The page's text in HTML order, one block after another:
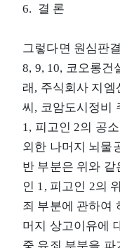
6. 결 론
그렇다면 원심판
8, 9, 10, 코오롱건
래, 주식회사 지엠
씨, 코암도시정비
1, 피고인 2의 공
외한 나머지 뇌물
반 부분은 위와 같
인 1, 피고인 2의
죄 부분에 관하여
머지 상고이유에
중 유죄 부분을 파